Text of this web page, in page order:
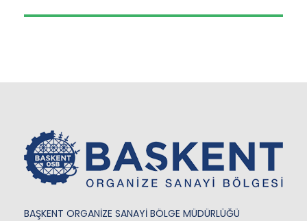
BAŞKENT ORGANİZE SANAYİ BÖLGE MÜDÜRLÜĞÜ